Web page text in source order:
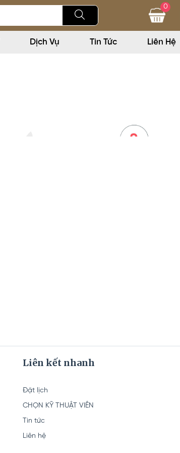
0
Dịch Vụ Tin Tức Liên Hệ
Liên kết nhanh
Đặt lịch
CHỌN KỸ THUẬT VIÊN
Tin tức
Liên hệ